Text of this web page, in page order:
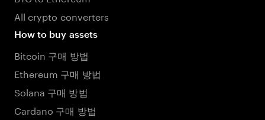
All crypto converters
How to buy assets
Bitcoin 구매 방법
Ethereum 구매 방법
Solana 구매 방법
Cardano 구매 방법